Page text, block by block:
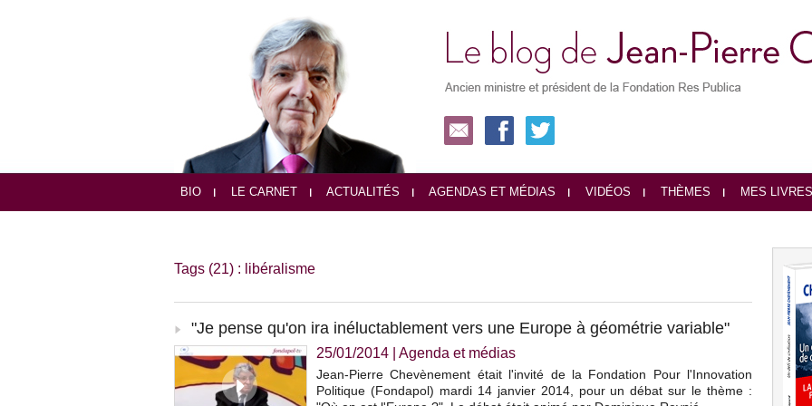
BIO LE CARNET ACTUALITÉS AGENDAS ET MÉDIAS VIDÉOS THÈMES MES LIVRES
Tags (21) : libéralisme
"Je pense qu'on ira inéluctablement vers une Europe à géométrie variable"
25/01/2014 Agenda et médias
Jean-Pierre Chevènement était l'invité de la Fondation Pour l'Innovation
Politique (Fondapol) mardi 14 janvier 2014, pour un débat sur le thème :